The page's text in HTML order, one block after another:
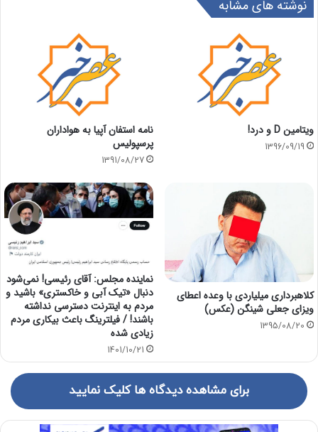
نوشته های مشابه
ویتامین D و درد!
1396/09/19
نامه استفان آپیا به هواداران
پرسپولیس
1391/08/27
کلاهبرداری میلیاردی با وعده اعطای
ویزای جعلی شینگن (عکس)
1395/08/20
نماینده مجلس: آقای رئیسی! نمی‌شود
دنبال «تیک آبی و خاکستری» باشید و
مردم به اینترنت دسترسی نداشته
باشند! / فیلترینگ باعث بیکاری مردم
زیادی شده
1401/10/21
برای مشاهده دیدگاه ها کلیک نمایید